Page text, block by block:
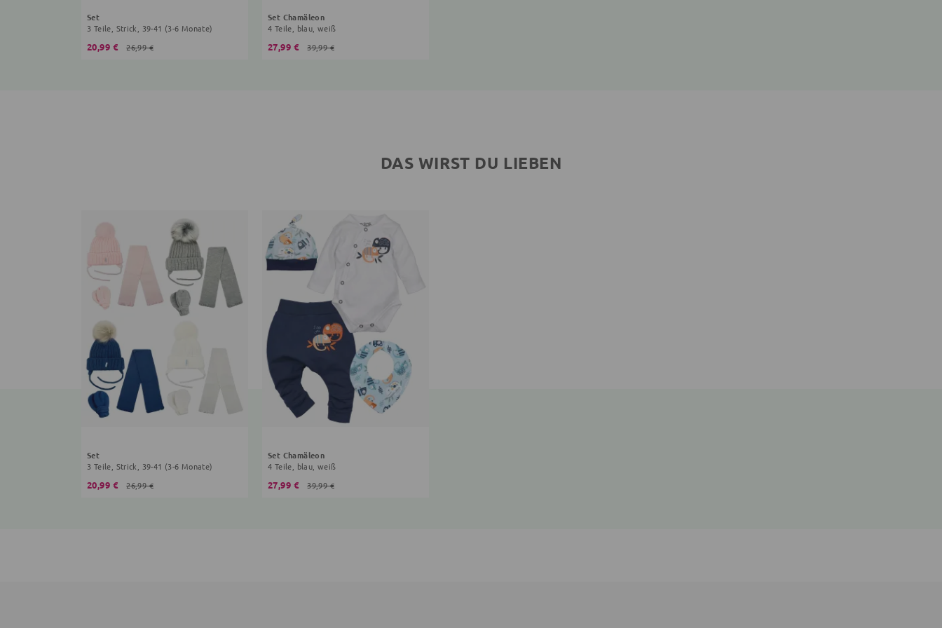
Set
3 Teile, Strick, 39-41 (3-6 Monate)
20,99 € 26,99 €
Set Chamäleon
4 Teile, blau, weiß
27,99 € 39,99 €
DAS WIRST DU LIEBEN
Set
3 Teile, Strick, 39-41 (3-6 Monate)
20,99 € 26,99 €
Set Chamäleon
4 Teile, blau, weiß
27,99 € 39,99 €